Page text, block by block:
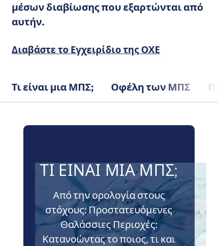
μέσων διαβίωσης που εξαρτώνται από
αυτήν.
Διαβάστε το Εγχειρίδιο της ΟΧΕ
Τι είναι μια ΜΠΣ; Οφέλη των ΜΠΣ
ΤΙ ΕΊΝΑΙ ΜΙΑ ΜΠΣ;
Από την ορολογία στους
στόχους: Προστατευόμενες
Θαλάσσιες Περιοχές:
Κατανοώντας το ποιος, τι και